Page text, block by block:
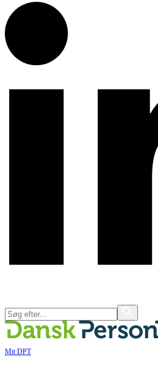
Mit DPT